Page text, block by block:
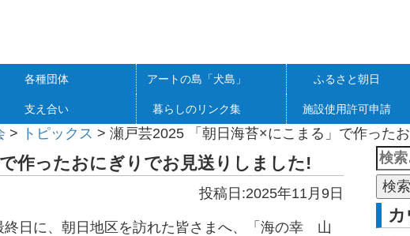
各種団体 アートの島「犬島」 ふるさと朝日
支え合い 暮らしのリンク集 施設使用許可申請
> トピックス > 瀬戸芸2025 「朝日海苔×にこまる」で作った
作ったおにぎりでお見送りしました!
投稿日:2025年11月9日
日に、朝日地区を訪れた皆さまへ、「海の幸 山